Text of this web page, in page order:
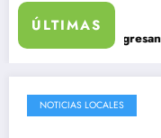
ÚLTIMAS
migrantes ingresan a
NOTICIAS LOCALES